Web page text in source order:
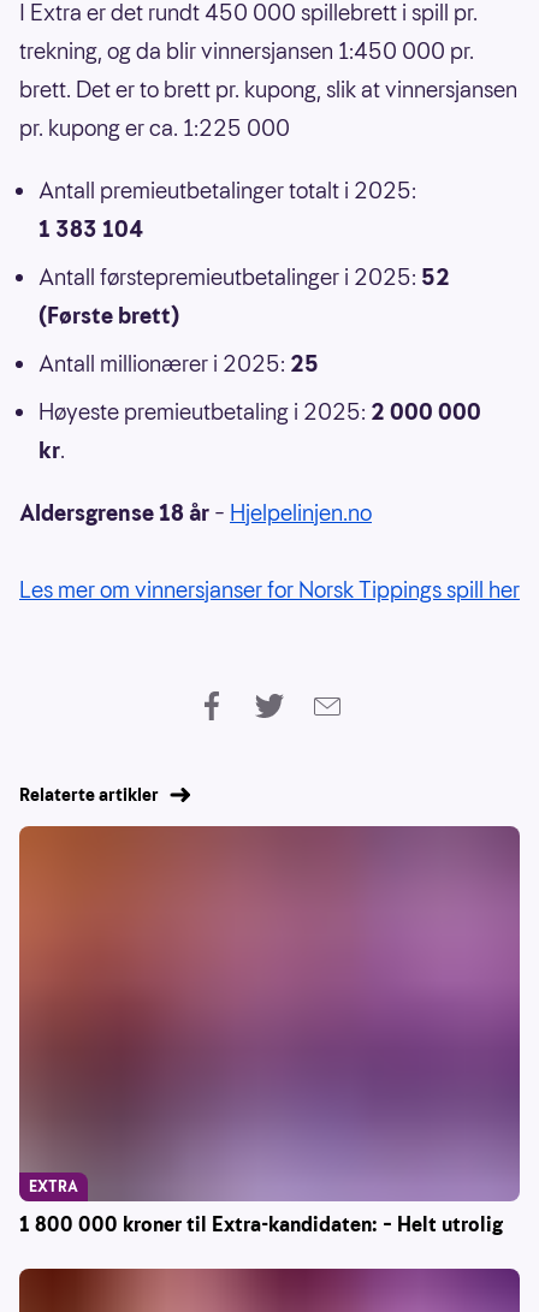
I Extra er det rundt 450 000 spillebrett i spill pr.
trekning, og da blir vinnersjansen 1:450 000 pr.
brett. Det er to brett pr. kupong, slik at vinnersjansen
pr. kupong er ca. 1:225 000
Antall premieutbetalinger totalt i 2025:
1 383 104
Antall førstepremieutbetalinger i 2025: 52
(Første brett)
Antall millionærer i 2025: 25
Høyeste premieutbetaling i 2025: 2 000 000
kr.
Aldersgrense 18 år – Hjelpelinjen.no
Les mer om vinnersjanser for Norsk Tippings spill her
Relaterte artikler
1 800 000 kroner til Extra-kandidaten: – Helt utrolig
EXTRA